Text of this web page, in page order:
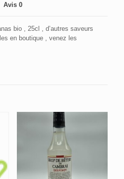
Avis 0
bio , 25cl , d’autres saveurs
en boutique , venez les